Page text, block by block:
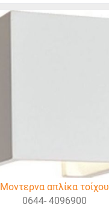
Μοντερνα απλίκα τοίχου
0644- 4096900